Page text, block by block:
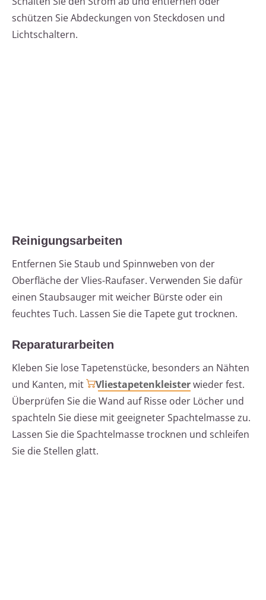
schützen Sie Abdeckungen von Steckdosen und
Lichtschaltern.
Reinigungsarbeiten
Entfernen Sie Staub und Spinnweben von der
Oberfläche der Vlies-Raufaser. Verwenden Sie dafür
einen Staubsauger mit weicher Bürste oder ein
feuchtes Tuch. Lassen Sie die Tapete gut trocknen.
Reparaturarbeiten
Kleben Sie lose Tapetenstücke, besonders an Nähten
und Kanten, mit
Vliestapetenkleisterwieder fest.
Überprüfen Sie die Wand auf Risse oder Löcher und
spachteln Sie diese mit geeigneter Spachtelmasse zu.
Lassen Sie die Spachtelmasse trocknen und schleifen
Sie die Stellen glatt.